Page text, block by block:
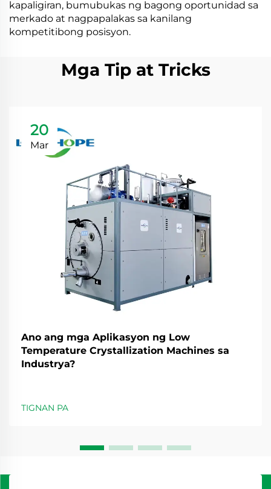
kapaligiran, bumubukas ng bagong oportunidad sa
merkado at nagpapalakas sa kanilang
kompetitibong posisyon.
Mga Tip at Tricks
20
Mar
Ano ang mga Aplikasyon ng Low
Temperature Crystallization Machines sa
Industrya?
TIGNAN PA